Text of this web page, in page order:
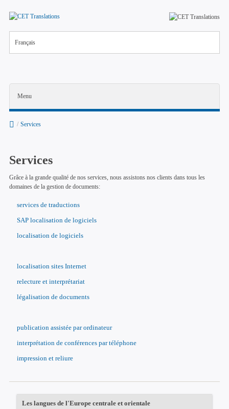
Français
Menu
News
/ Services
Services
Grâce à la grande qualité de nos services, nous assistons nos clients dans tous les
domaines de la gestion de documents:
services de traductions
SAP localisation de logiciels
localisation de logiciels
localisation sites Internet
relecture et interprétariat
légalisation de documents
publication assistée par ordinateur
interprétation de conférences par téléphone
impression et reliure
Les langues de l'Europe centrale et orientale